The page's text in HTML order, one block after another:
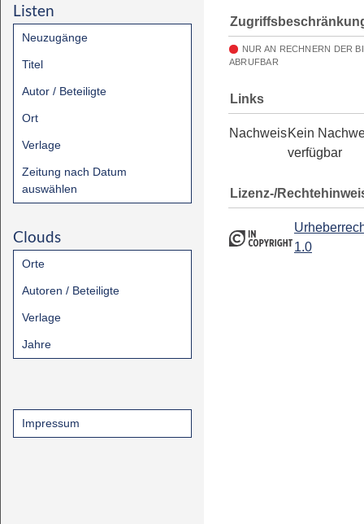
Listen
Neuzugänge
Titel
Autor / Beteiligte
Ort
Verlage
Zeitung nach Datum
auswählen
Clouds
Orte
Autoren / Beteiligte
Verlage
Jahre
Impressum
NUR AN RECHNERN DER
ABRUFBAR
Links
NachweisKein
verfügbar
Lizenz-/
1.0